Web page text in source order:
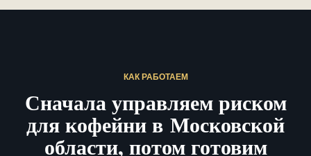
КАК РАБОТАЕМ
Сначала управляем риском
для кофейни в Московской
области, потом готовим